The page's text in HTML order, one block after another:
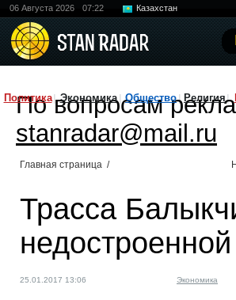
06 Августа 2026 07:22 Казахстан
Политика Экономика Общество Религия
По вопросам
stanradar@mail.ru
Главная страница /
Трасса
недостроенной
25.01.2017 13:06 Экономика